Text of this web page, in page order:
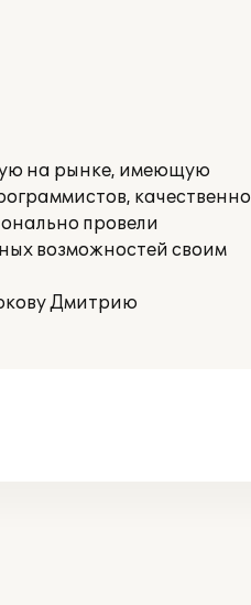
на рынке, имеющую
качественно
провели
возможностей своим
Дмитрию